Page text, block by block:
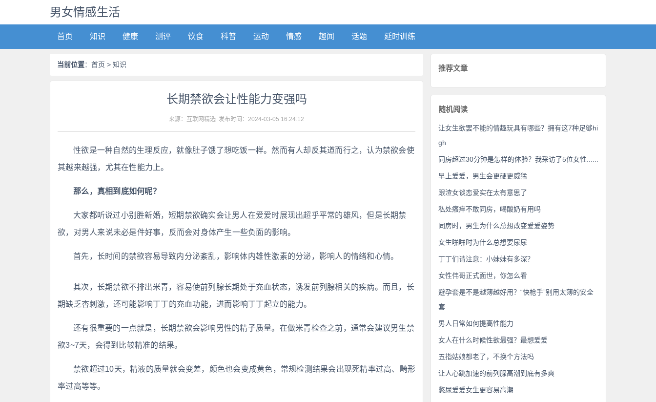
男女情感生活
首页 知识 健康 测评 饮食 科普 运动 情感 趣闻 话题 延时训练
当前位置： 首页 > 知识
长期禁欲会让性能力变强吗
来源：互联网精选 发布时间： 2024-03-05 16:24:12
性欲是一种自然的生理反应，就像肚子饿了想吃饭一样。然而有人却反其道而行之，认为禁欲会使
其越来越强，尤其在性能力上。
那么，真相到底如何呢？
大家都听说过小别胜新婚，短期禁欲确实会让男人在爱爱时展现出超乎平常的雄风，但是长期禁
欲，对男人来说未必是件好事，反而会对身体产生一些负面的影响。
首先，长时间的禁欲容易导致内分泌紊乱，影响体内雄性激素的分泌，影响人的情绪和心情。
其次，长期禁欲不排出米青，容易使前列腺长期处于充血状态，诱发前列腺相关的疾病。而且，长
期缺乏杏刺激，还可能影响丁丁的充血功能，进而影响丁丁起立的能力。
还有很重要的一点就是，长期禁欲会影响男性的精子质量。在做米青检查之前，通常会建议男生禁
欲3~7天，会得到比较精准的结果。
禁欲超过10天，精液的质量就会变差，颜色也会变成黄色，常规检测结果会出现死精率过高、畸形
率过高等等。
推荐文章
随机阅读
让女生欲罢不能的情趣玩具有哪些？拥有这7种足够hi
gh
同房超过30分钟是怎样的体验？我采访了5位女性......
早上爱爱，男生会更硬更威猛
跟渣女谈恋爱实在太有意思了
私处瘙痒不敢同房，喝酸奶有用吗
同房时，男生为什么总想改变爱爱姿势
女生啪啪时为什么总想要尿尿
丁丁们请注意：小妹妹有多深？
女性伟哥正式面世，你怎么看
避孕套是不是越薄越好用？“快枪手”别用太薄的安全
套
男人日常如何提高性能力
女人在什么时候性欲最强？最想爱爱
五指姑娘都老了，不换个方法吗
让人心跳加速的前列腺高潮到底有多爽
憋尿爱爱女生更容易高潮